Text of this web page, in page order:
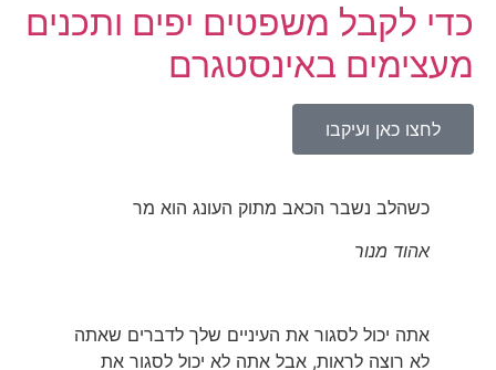
כדי לקבל משפטים יפים ותכנים
מעצימים באינסטגרם
לחצו כאן ועיקבו
כשהלב נשבר הכאב מתוק העונג הוא מר
אהוד מנור
אתה יכול לסגור את העיניים שלך לדברים שאתה
לא רוצה לראות, אבל אתה לא יכול לסגור את